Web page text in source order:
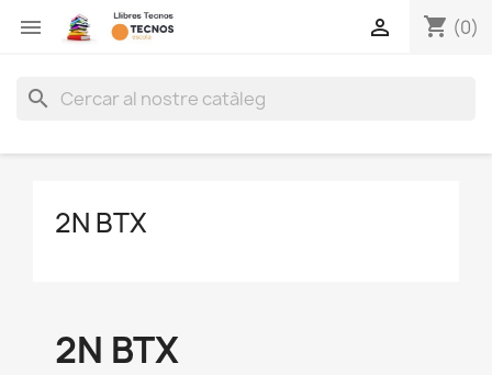
 shopping_cart (0)

search
2N BTX
2N BTX